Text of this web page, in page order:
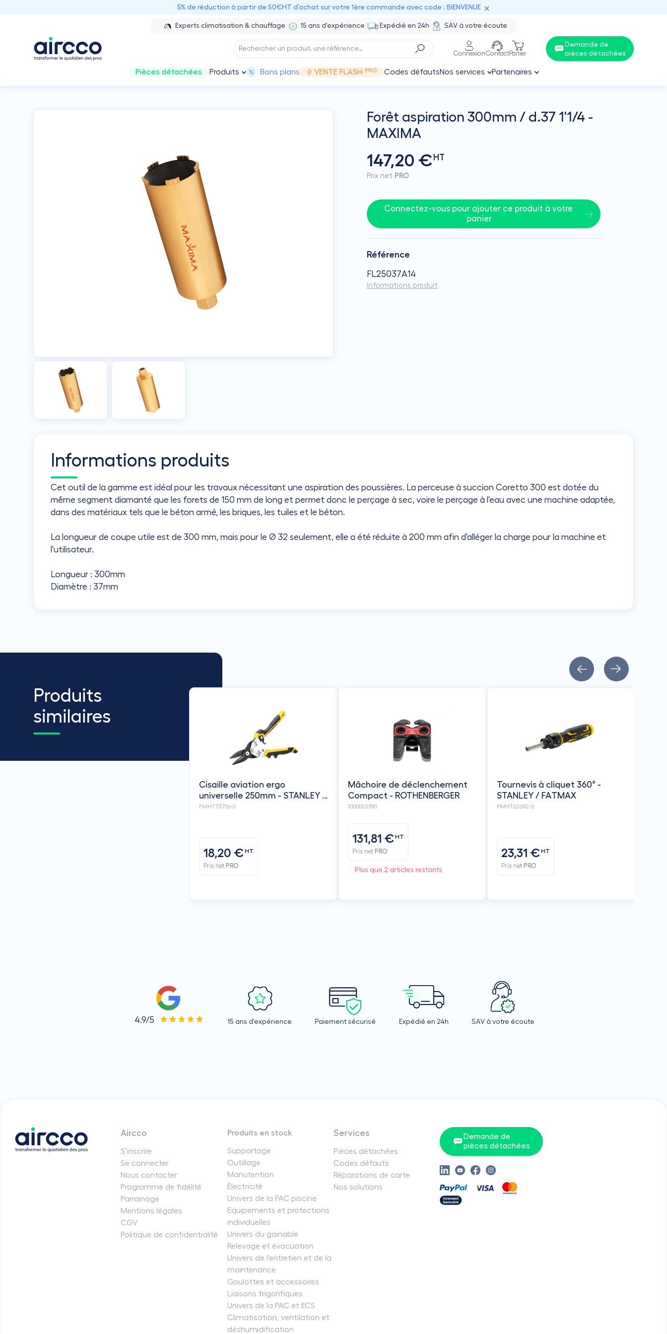
5% de réduction à partir de 50€HT d’achat sur votre 1ère commande avec code : BIENVENUE
Experts climatisation & chauffage 15 ans d'expérience Expédié en 24h SAV à votre écoute
ConnexionContactPanier
Demande de
pièces détachées
Pièces détachées Produits Bons plans VENTE FLASH PRO Codes défautsNos services Partenaires
Forêt aspiration 300mm / d.37 1'1/4 -
MAXIMA
147,20 € HT
Prix net PRO
Connectez-vous pour ajouter ce produit à votre
panier
Référence
FL25037A14
Informations produit
Informations produits
Cet outil de la gamme est idéal pour les travaux nécessitant une aspiration des poussières. La perceuse à succion Coretto 300 est dotée du
même segment diamanté que les forets de 150 mm de long et permet donc le perçage à sec, voire le perçage à l'eau avec une machine adaptée,
dans des matériaux tels que le béton armé, les briques, les tuiles et le béton.
La longueur de coupe utile est de 300 mm, mais pour le Ø 32 seulement, elle a été réduite à 200 mm afin d'alléger la charge pour la machine et
l'utilisateur.
Longueur : 300mm
Diamètre : 37mm
Produits
similaires
Cisaille aviation ergo
universelle 250mm - STANLEY /
FATMAX
FMHT73756-0
18,20 €HT
Prix net PRO
Mâchoire de déclenchement
Compact - ROTHENBERGER
1000003590
131,81 €HT
Prix net PRO
Plus que 2 articles restants
Tournevis à cliquet 360° -
STANLEY / FATMAX
FMHT62692-0
23,31 €HT
Prix net PRO
4.9/5 15 ans d'expérience Paiement sécurisé Expédié en 24h SAV à votre écoute
Aircco
S’inscrire
Se connecter
Nous contacter
Programme de fidélité
Parrainage
Mentions légales
CGV
Politique de confidentialité
Produits en stock
Supportage
Outillage
Manutention
Électricité
Univers de la PAC piscine
Equipements et protections
individuelles
Univers du gainable
Relevage et évacuation
Univers de l'entretien et de la
maintenance
Goulottes et accessoires
Liaisons frigorifiques
Univers de la PAC et ECS
Climatisation, ventilation et
déshumidification
Services
Pièces détachées
Codes défauts
Réparations de carte
Nos solutions
Demande de
pièces détachées